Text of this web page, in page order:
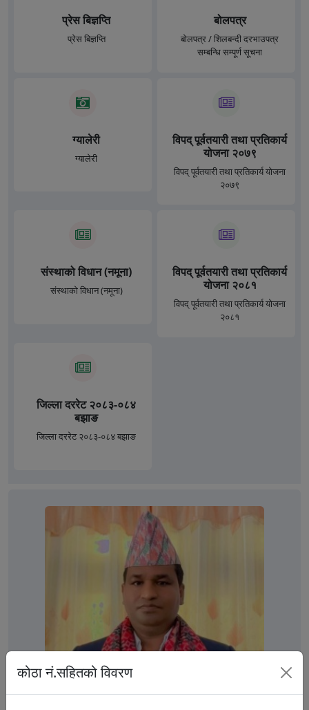
प्रेस बिज्ञप्ति
प्रेस बिज्ञप्ति
बोलपत्र
बोलपत्र / शिलबन्दी दरभाउपत्र
सम्बन्धि सम्पूर्ण सूचना
ग्यालेरी
ग्यालेरी
विपद् पूर्वतयारी तथा प्रतिकार्य
योजना २०७९
विपद् पूर्वतयारी तथा प्रतिकार्य योजना
२०७९
संस्थाको विधान (नमूना)
संस्थाको विधान (नमूना)
विपद् पूर्वतयारी तथा प्रतिकार्य
योजना २०८१
विपद् पूर्वतयारी तथा प्रतिकार्य योजना
२०८१
जिल्ला दररेट २०८३-०८४
बझाङ
जिल्ला दररेट २०८३-०८४ बझाङ
कोठा नं.सहितको विवरण